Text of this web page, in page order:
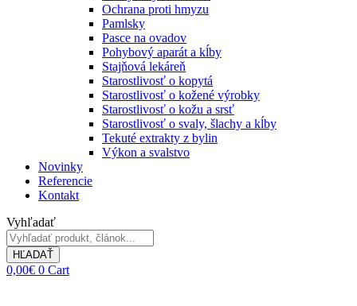
Ochrana proti hmyzu
Pamlsky
Pasce na ovadov
Pohybový aparát a kĺby
Stajňová lekáreň
Starostlivosť o kopytá
Starostlivosť o kožené výrobky
Starostlivosť o kožu a srsť
Starostlivosť o svaly, šlachy a kĺby
Tekuté extrakty z bylin
Výkon a svalstvo
Novinky
Referencie
Kontakt
Vyhľadať
HĽADAŤ
0,00€ 0 Cart